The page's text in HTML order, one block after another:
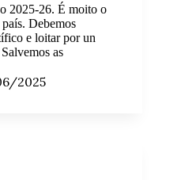
2025-26. É moito o
Debemos
e loitar por un
as
2025